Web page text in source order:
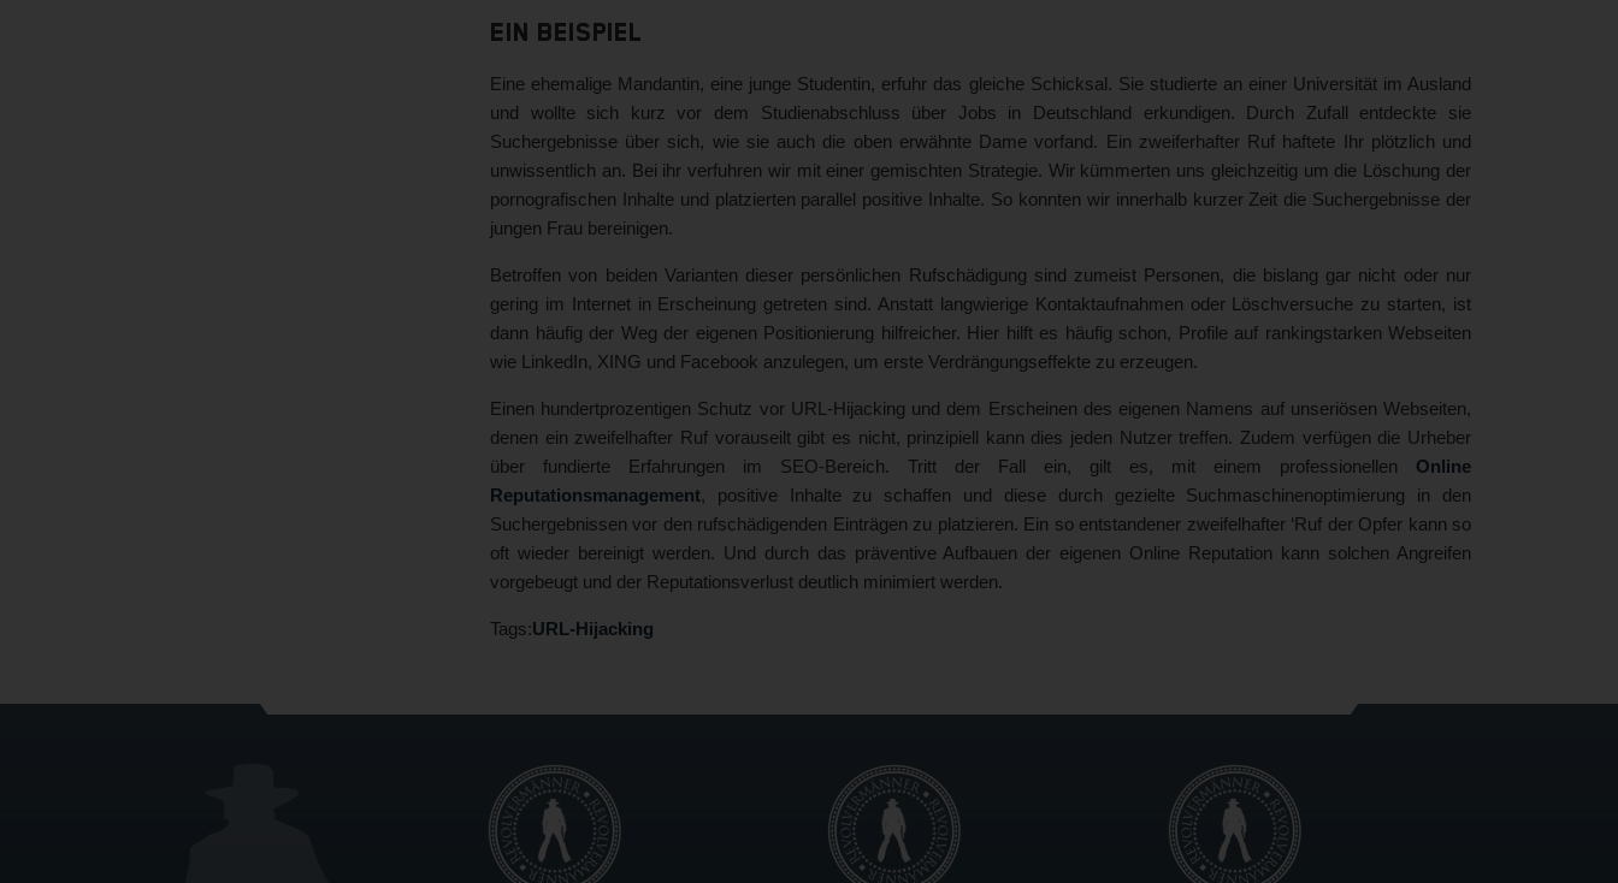
Ein Beispiel
Eine ehemalige Mandantin, eine junge Studentin, erfuhr das gleiche Schicksal. Sie studierte an einer Universität im Ausland
und wollte sich kurz vor dem Studienabschluss über Jobs in Deutschland erkundigen. Durch Zufall entdeckte sie
Suchergebnisse über sich, wie sie auch die oben erwähnte Dame vorfand. Ein zweiferhafter Ruf haftete Ihr plötzlich und
unwissentlich an. Bei ihr verfuhren wir mit einer gemischten Strategie. Wir kümmerten uns gleichzeitig um die Löschung der
pornografischen Inhalte und platzierten parallel positive Inhalte. So konnten wir innerhalb kurzer Zeit die Suchergebnisse der
jungen Frau bereinigen.
Betroffen von beiden Varianten dieser persönlichen Rufschädigung sind zumeist Personen, die bislang gar nicht oder nur
gering im Internet in Erscheinung getreten sind. Anstatt langwierige Kontaktaufnahmen oder Löschversuche zu starten, ist
dann häufig der Weg der eigenen Positionierung hilfreicher. Hier hilft es häufig schon, Profile auf rankingstarken Webseiten
wie LinkedIn, XING und Facebook anzulegen, um erste Verdrängungseffekte zu erzeugen.
Einen hundertprozentigen Schutz vor URL-Hijacking und dem Erscheinen des eigenen Namens auf unseriösen Webseiten,
denen ein zweifelhafter Ruf vorauseilt gibt es nicht, prinzipiell kann dies jeden Nutzer treffen. Zudem verfügen die Urheber
über fundierte Erfahrungen im SEO-Bereich. Tritt der Fall ein, gilt es, mit einem professionellen Online
Reputationsmanagement, positive Inhalte zu schaffen und diese durch gezielte Suchmaschinenoptimierung in den
Suchergebnissen vor den rufschädigenden Einträgen zu platzieren. Ein so entstandener zweifelhafter ‘Ruf der Opfer kann so
oft wieder bereinigt werden. Und durch das präventive Aufbauen der eigenen Online Reputation kann solchen Angreifen
vorgebeugt und der Reputationsverlust deutlich minimiert werden.
Tags:URL-Hijacking